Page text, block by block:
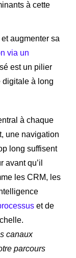
à cette
augmenter sa
via un
est un pilier
digitale à long
à chaque
une navigation
long suffisent
qu’il
les CRM, les
et de
canaux
parcours